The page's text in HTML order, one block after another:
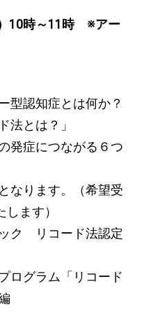
10時～11時
※アー
型認知症とは何か？
法とは？」
発症につながる６つ
なります。（希望受
ます）
ク リコード法認定
ログラム「リコード